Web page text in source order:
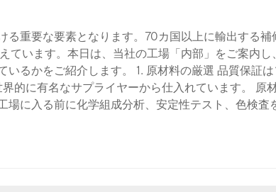
重要な要素となります。70カ国以上に輸出する補
ています。本日は、当社の工場「内部」をご案内し
るかをご紹介します。 1. 原材料の厳選 品質保証は
的に有名なサプライヤーから仕入れています。 原
に入る前に化学組成分析、安定性テスト、色検査
ンに投資しました。 着色剤と樹脂の完全な混合を
充填装置。 密閉された生産環境により、ほこりや